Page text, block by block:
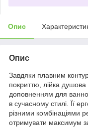
Опис
Опис
Завдяки плавним
покриттю, лійка
доповненням для
в сучасному стилі. Її
різними комбінаціями
отримувати максимум